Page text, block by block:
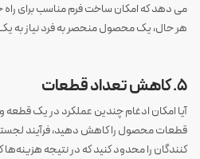
می دهد که امکان ساخت فرم مناسب برای راه
هر حال، یک محصول منحصر به فرد نیاز به
5. کاهش تعداد قطعات
آیا امکان ادغام چندین عملکرد در یک قطعه
قطعات محصول را کاهش دهید، فرآیند
کنندگان را محدود کنید که در نتیجه